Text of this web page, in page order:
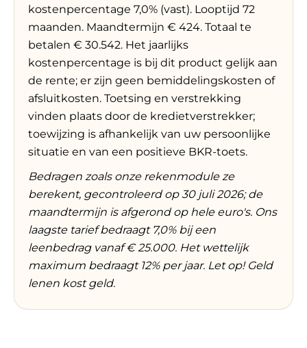
kostenpercentage 7,0% (vast). Looptijd 72
maanden. Maandtermijn € 424. Totaal te
betalen € 30.542. Het jaarlijks
kostenpercentage is bij dit product gelijk aan
de rente; er zijn geen bemiddelingskosten of
afsluitkosten. Toetsing en verstrekking
vinden plaats door de kredietverstrekker;
toewijzing is afhankelijk van uw persoonlijke
situatie en van een positieve BKR-toets.
Bedragen zoals onze rekenmodule ze
berekent, gecontroleerd op 30 juli 2026; de
maandtermijn is afgerond op hele euro's. Ons
laagste tarief bedraagt 7,0% bij een
leenbedrag vanaf € 25.000. Het wettelijk
maximum bedraagt 12% per jaar. Let op! Geld
lenen kost geld.